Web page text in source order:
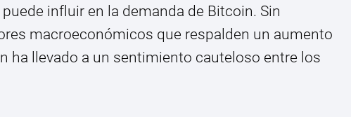
influir en la demanda de Bitcoin. Sin
macroeconómicos que respalden un aumento
ha llevado a un sentimiento cauteloso entre los